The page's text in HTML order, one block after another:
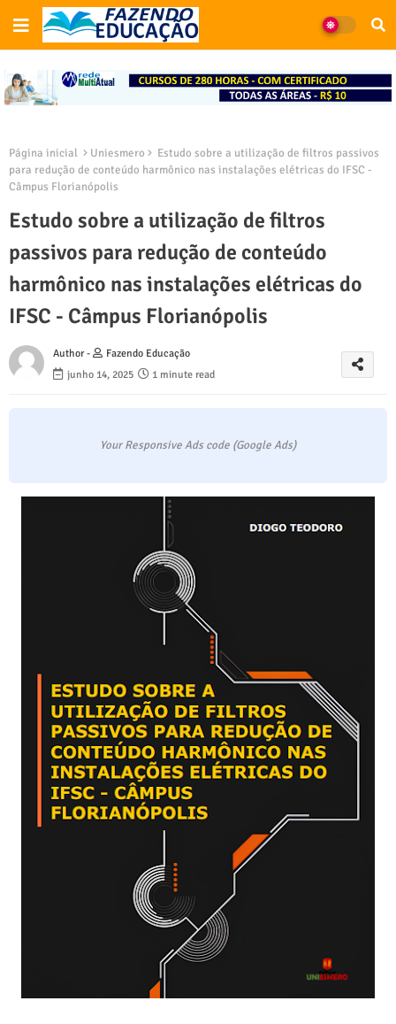
Página inicial Uniesmero
Estudo sobre a utilização de filtros passivos
para redução de conteúdo harmônico nas instalações elétricas do IFSC -
Câmpus Florianópolis
Estudo sobre a utilização de filtros
passivos para redução de conteúdo
harmônico nas instalações elétricas do
IFSC - Câmpus Florianópolis
Author -
Fazendo Educação
junho 14, 2025
1 minute read
Your Responsive Ads code (Google Ads)